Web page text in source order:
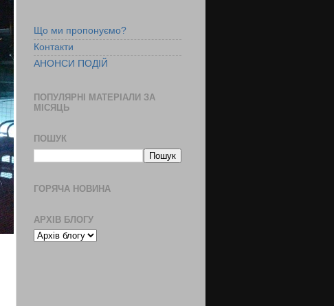
Що ми пропонуємо?
Контакти
АНОНСИ ПОДІЙ
ПОПУЛЯРНІ МАТЕРІАЛИ ЗА
МІСЯЦЬ
ПОШУК
ГОРЯЧА НОВИНА
АРХІВ БЛОГУ